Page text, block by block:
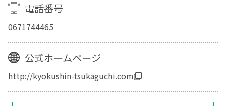
電話番号
0671744465
公式ホームページ
http://kyokushin-tsukaguchi.com